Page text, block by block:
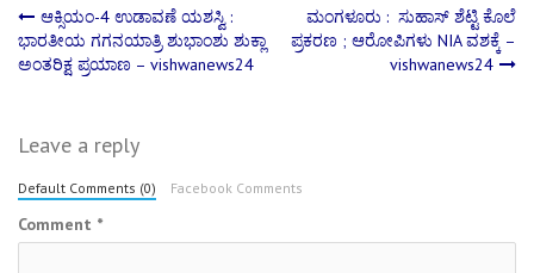
Post
navigation
ಆಕ್ಸಿಯಂ-4 ಉಡಾವಣೆ ಯಶಸ್ವಿ :
ಭಾರತೀಯ ಗಗನಯಾತ್ರಿ ಶುಭಾಂಶು ಶುಕ್ಲಾ
ಅಂತರಿಕ್ಷ ಪ್ರಯಾಣ – vishwanews24
ಮಂಗಳೂರು : ಸುಹಾಸ್ ಶೆಟ್ಟಿ ಕೊಲೆ
ಪ್ರಕರಣ ; ಆರೋಪಿಗಳು NIA ವಶಕ್ಕೆ –
vishwanews24
Leave a reply
Default Comments (0) Facebook Comments
Comment *